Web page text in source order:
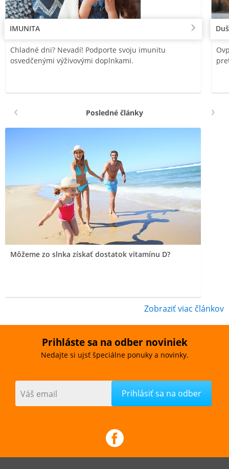
IMUNITA
Chladné dni? Nevadí! Podporte svoju imunitu
osvedčenými výživovými doplnkami.
Posledné články
Môžeme zo slnka získať dostatok vitamínu D?
Zobraziť viac článkov
Prihláste sa na odber noviniek
Nedajte si ujsť špeciálne ponuky a novinky.
Váš email